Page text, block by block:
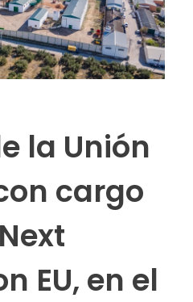
la Unión
cargo
EU, en el